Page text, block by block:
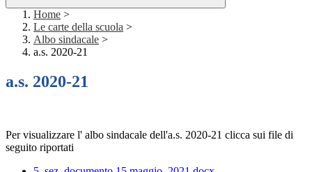
Home >
Le carte della scuola >
Albo sindacale >
a.s. 2020-21
a.s. 2020-21
Per visualizzare l' albo sindacale dell'a.s. 2020-21 clicca sui file di
seguito riportati